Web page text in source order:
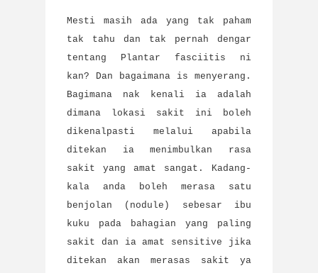
Mesti masih ada yang tak paham
tak tahu dan tak pernah dengar
tentang Plantar fasciitis ni
kan? Dan bagaimana is menyerang.
Bagimana nak kenali ia adalah
dimana lokasi sakit ini boleh
dikenalpasti melalui apabila
ditekan ia menimbulkan rasa
sakit yang amat sangat. Kadang-
kala anda boleh merasa satu
benjolan (nodule) sebesar ibu
kuku pada bahagian yang paling
sakit dan ia amat sensitive jika
ditekan akan merasas sakit ya